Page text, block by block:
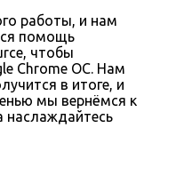
работы, и нам
помощь
чтобы
Chrome OC. Нам
в итоге, и
мы вернёмся к
наслаждайтесь